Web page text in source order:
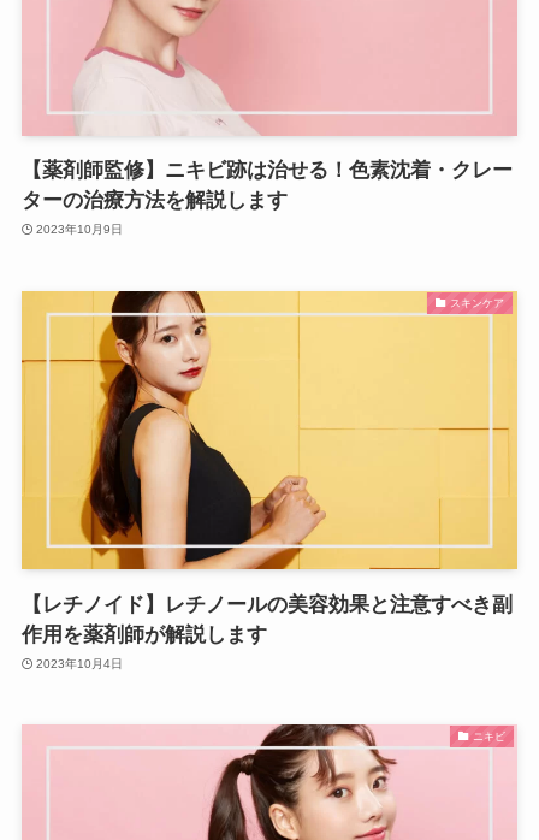
【薬剤師監修】ニキビ跡は治せる！色素沈着・クレー
ターの治療方法を解説します
2023年10月9日
スキンケア
【レチノイド】レチノールの美容効果と注意すべき副
作用を薬剤師が解説します
2023年10月4日
ニキビ